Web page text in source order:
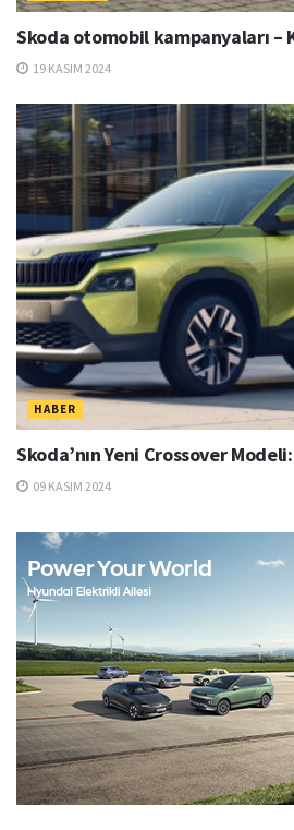
Skoda otomobil kampanyaları –
19 KASIM 2024
HABER
Skoda’nın Yeni Crossover
09 KASIM 2024